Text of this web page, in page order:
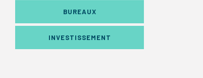
BUREAUX
INVESTISSEMENT